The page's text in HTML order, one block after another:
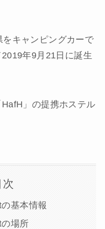
キャンピングカーで
年9月21日に誕生
」の提携ホステル
次
基本情報
場所